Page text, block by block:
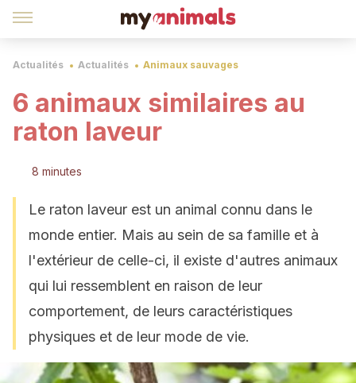
Actualités Actualités Animaux sauvages
6 animaux similaires au
raton laveur
8 minutes
Le raton laveur est un animal connu dans le
monde entier. Mais au sein de sa famille et à
l'extérieur de celle-ci, il existe d'autres animaux
qui lui ressemblent en raison de leur
comportement, de leurs caractéristiques
physiques et de leur mode de vie.